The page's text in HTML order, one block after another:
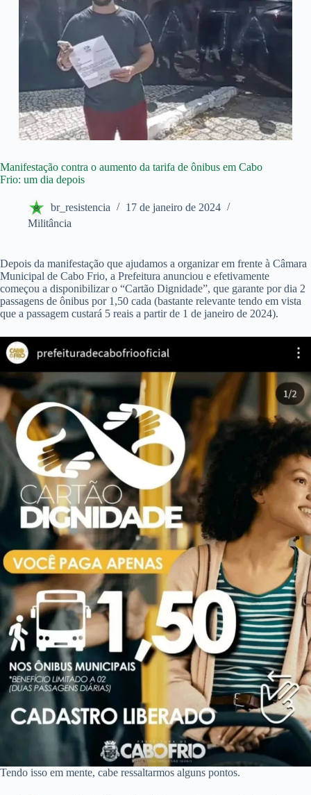
Manifestação contra o aumento da tarifa de ônibus em Cabo
Frio: um dia depois
br_resistencia
17 de janeiro de 2024
Militância
Depois da manifestação que ajudamos a organizar em frente à Câmara
Municipal de Cabo Frio, a Prefeitura anunciou e efetivamente
começou a disponibilizar o “Cartão Dignidade”, que garante por dia 2
passagens de ônibus por 1,50 cada (bastante relevante tendo em vista
que a passagem custará 5 reais a partir de 1 de janeiro de 2024).
Tendo isso em mente, cabe ressaltarmos alguns pontos.